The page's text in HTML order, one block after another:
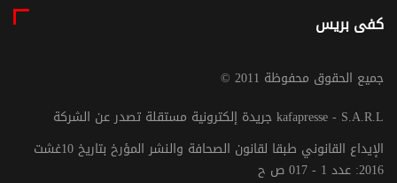
كفى بريس
© جميع الحقوق محفوظة 2011
جريدة إلكترونية مستقلة تصدر عن الشركة kafapresse - S.A.R.L
الإيداع القانوني طبقا لقانون الصحافة والنشر المؤرخ بتاريخ 10غشت
2016: عدد 1 - 017 ص ح